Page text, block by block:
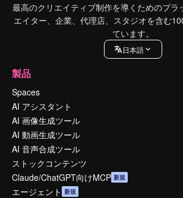
最高のクリエイティブ制作を導くためのプラ
エイター、企業、代理店、スタジオを含む
ています。
日本語
製品
Spaces
AI アシスタント
AI 画像生成ツール
AI 動画生成ツール
AI 音声合成ツール
ストックコンテンツ
Claude/ChatGPT向けMCP 新規
エージェント 新規